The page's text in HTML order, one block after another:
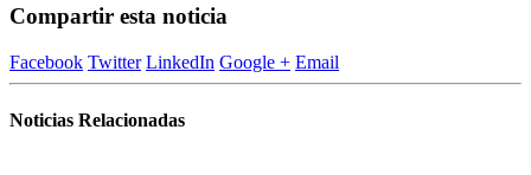
Compartir esta noticia
Facebook Twitter LinkedIn Google + Email
Noticias Relacionadas